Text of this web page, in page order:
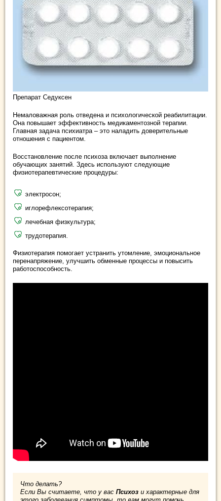
Препарат Седуксен
Немаловажная роль отведена и психологической реабилитации.
Она повышает эффективность медикаментозной терапии.
Главная задача психиатра – это наладить доверительные
отношения с пациентом.
Восстановление после психоза включает выполнение
обучающих занятий. Здесь используют следующие
физиотерапевтические процедуры:
электросон;
иглорефлексотерапия;
лечебная физкультура;
трудотерапия.
Физиотерапия помогает устранить утомление, эмоциональное
перенапряжение, улучшить обменные процессы и повысить
работоспособность.
Что делать?
Если Вы считаете, что у вас Психоз и характерные для